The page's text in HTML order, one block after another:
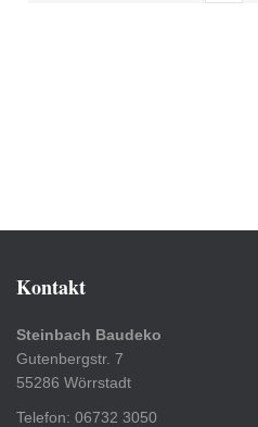
Kontakt
Steinbach Baudeko
Gutenbergstr. 7
55286 Wörrstadt
Telefon: 06732 3050